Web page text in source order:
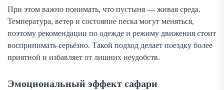
При этом важно понимать, что пустыня — живая среда.
Температура, ветер и состояние песка могут меняться,
поэтому рекомендации по одежде и режиму движения стоит
воспринимать серьёзно. Такой подход делает поездку более
приятной и избавляет от лишних неудобств.
Эмоциональный эффект сафари